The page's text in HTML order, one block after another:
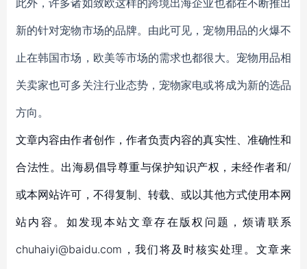
此外，许多诸如致欧这样的跨境出海企业也都在不断推出
新的针对宠物市场的品牌。由此可见，宠物用品的火爆不
止在韩国市场，欧美等市场的需求也都很大。宠物用品相
关卖家也可多关注行业态势，宠物家电或将成为新的选品
方向。
文章内容由作者创作，作者负责内容的真实性、准确性和
合法性。出海易倡导尊重与保护知识产权，未经作者和/
或本网站许可，不得复制、转载、或以其他方式使用本网
站内容。如发现本站文章存在版权问题，烦请联系
chuhaiyi@baidu.com，我们将及时核实处理。文章来